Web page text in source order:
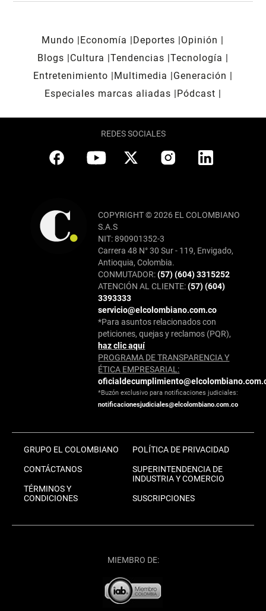
Mundo Economía Deportes
Opinión
Blogs
Cultura Tendencias Tecnología
Entretenimiento
Multimedia
Generación
Especiales marcas aliadas
Pódcast
REDES SOCIALES
COPYRIGHT © 2026 EL COLOMBIANO
S.A.S
NIT: 890901352-3
Carrera 48 N° 30 Sur - 119, Envigado,
Antioquia, Colombia.
CONMUTADOR:(57) (604) 3315252
ATENCIÓN AL CLIENTE:(57) (604)
3393333
servicio@elcolombiano.com.co
*Para asuntos relacionados con
peticiones, quejas y reclamos (PQR),
haz clic aquí
PROGRAMA DE TRANSPARENCIA Y
ÉTICA EMPRESARIAL:
*Buzón exclusivo para notificaciones judiciales:
notificacionesjudiciales@elcolombiano.com.co
GRUPO EL COLOMBIANO
CONTÁCTANOS
TÉRMINOS Y
CONDICIONES
POLÍTICA DE PRIVACIDAD
SUPERINTENDENCIA DE
INDUSTRIA Y COMERCIO
SUSCRIPCIONES
MIEMBRO DE: